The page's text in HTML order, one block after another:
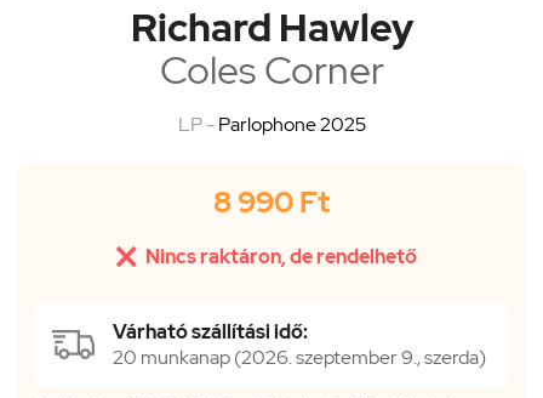
Richard Hawley
Coles Corner
LP -Parlophone 2025
8 990 Ft
 Nincs raktáron, de rendelhető
Várható szállítási idő:
20 munkanap (2026. szeptember 9., szerda)